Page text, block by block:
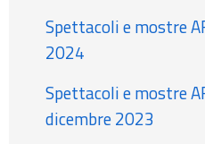
Spettacoli e mostre
2024
Spettacoli e mostre
dicembre 2023